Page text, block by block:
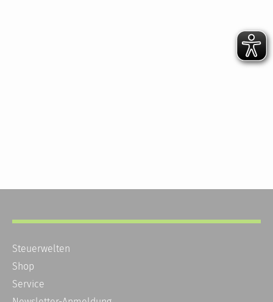
Steuerwelten
Shop
Service